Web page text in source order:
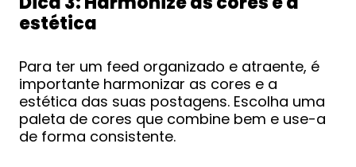
estética
Para ter um feed organizado e atraente, é
importante harmonizar as cores e a
estética das suas postagens. Escolha uma
paleta de cores que combine bem e use-a
de forma consistente.